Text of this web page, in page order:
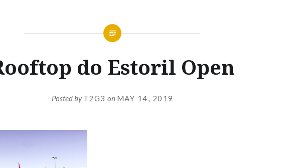
do Estoril Open
Posted byT2G3 on MAY 14, 2019